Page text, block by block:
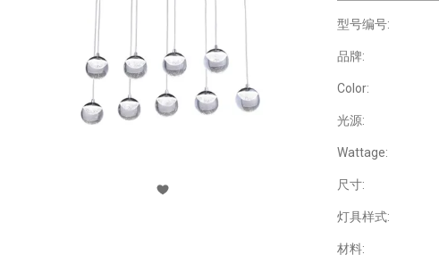
型号编号:
品牌:
Color:
光源:
Wattage:
尺寸:
灯具样式:
材料: